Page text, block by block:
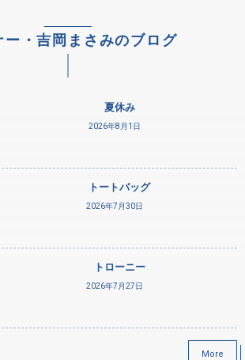
ー・吉岡まさみのブログ
夏休み
2026年8月1日
トートバッグ
2026年7月30日
トローニー
2026年7月27日
More